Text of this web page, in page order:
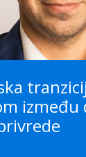
između